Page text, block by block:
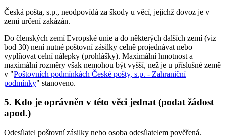
Česká pošta, s.p., neodpovídá za škody u věcí, jejichž dovoz je v
zemi určení zakázán.
Do členských zemí Evropské unie a do některých dalších zemí (viz
bod 30) není nutné poštovní zásilky celně projednávat nebo
vyplňovat celní nálepky (prohlášky). Maximální hmotnost a
maximální rozměry však nemohou být vyšší, než je u příslušné země
v "Poštovních podmínkách České pošty, s.p. - Zahraniční
podmínky" stanoveno.
5. Kdo je oprávněn v této věci jednat (podat žádost
apod.)
Odesílatel poštovní zásilky nebo osoba odesílatelem pověřená.